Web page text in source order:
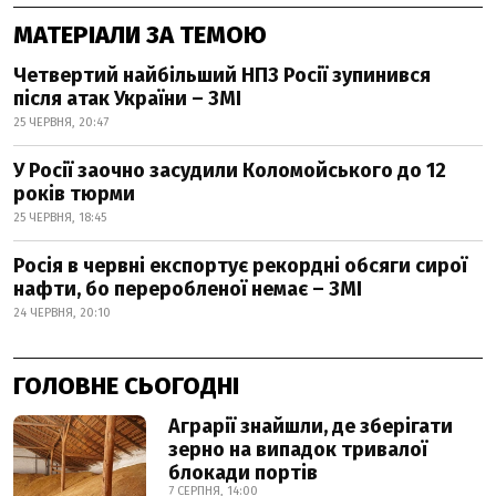
МАТЕРІАЛИ ЗА ТЕМОЮ
Четвертий найбільший НПЗ Росії зупинився
після атак України – ЗМІ
25 ЧЕРВНЯ, 20:47
У Росії заочно засудили Коломойського до 12
років тюрми
25 ЧЕРВНЯ, 18:45
Росія в червні експортує рекордні обсяги сирої
нафти, бо переробленої немає – ЗМІ
24 ЧЕРВНЯ, 20:10
ГОЛОВНЕ СЬОГОДНІ
Аграрії знайшли, де зберігати
зерно на випадок тривалої
блокади портів
7 СЕРПНЯ, 14:00